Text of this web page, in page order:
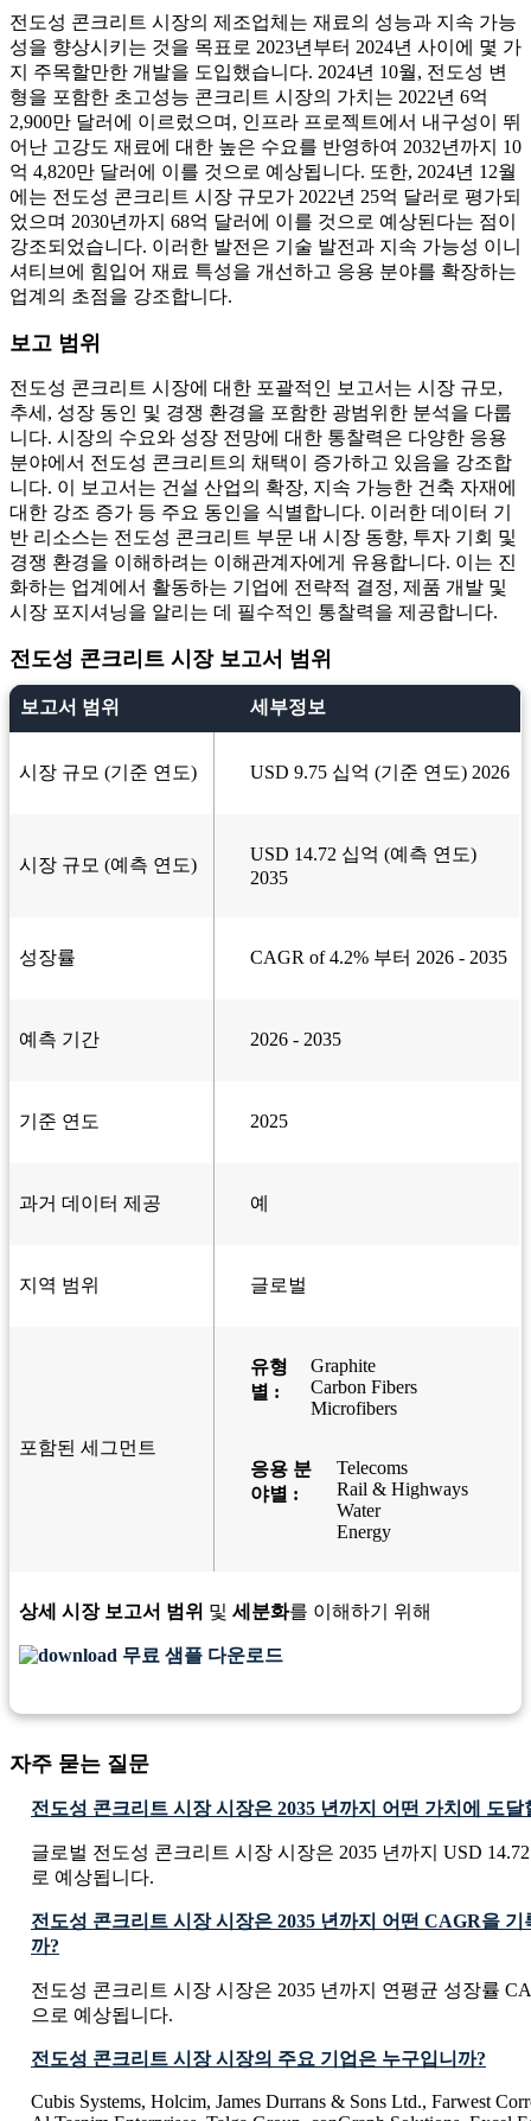
전도성 콘크리트 시장의 제조업체는 재료의 성능과 지속 가능
성을 향상시키는 것을 목표로 2023년부터 2024년 사이에 몇 가
지 주목할만한 개발을 도입했습니다. 2024년 10월, 전도성 변
형을 포함한 초고성능 콘크리트 시장의 가치는 2022년 6억
2,900만 달러에 이르렀으며, 인프라 프로젝트에서 내구성이 뛰
어난 고강도 재료에 대한 높은 수요를 반영하여 2032년까지 10
억 4,820만 달러에 이를 것으로 예상됩니다. 또한, 2024년 12월
에는 전도성 콘크리트 시장 규모가 2022년 25억 달러로 평가되
었으며 2030년까지 68억 달러에 이를 것으로 예상된다는 점이
강조되었습니다. 이러한 발전은 기술 발전과 지속 가능성 이니
셔티브에 힘입어 재료 특성을 개선하고 응용 분야를 확장하는
업계의 초점을 강조합니다.
보고 범위
전도성 콘크리트 시장에 대한 포괄적인 보고서는 시장 규모,
추세, 성장 동인 및 경쟁 환경을 포함한 광범위한 분석을 다룹
니다. 시장의 수요와 성장 전망에 대한 통찰력은 다양한 응용
분야에서 전도성 콘크리트의 채택이 증가하고 있음을 강조합
니다. 이 보고서는 건설 산업의 확장, 지속 가능한 건축 자재에
대한 강조 증가 등 주요 동인을 식별합니다. 이러한 데이터 기
반 리소스는 전도성 콘크리트 부문 내 시장 동향, 투자 기회 및
경쟁 환경을 이해하려는 이해관계자에게 유용합니다. 이는 진
화하는 업계에서 활동하는 기업에 전략적 결정, 제품 개발 및
시장 포지셔닝을 알리는 데 필수적인 통찰력을 제공합니다.
전도성 콘크리트 시장 보고서 범위
보고서 범위 세부정보
시장 규모 (기준 연도) USD 9.75 십억 (기준 연도) 2026
시장 규모 (예측 연도)
USD 14.72 십억 (예측 연도)
2035
성장률 CAGR of 4.2% 부터 2026 - 2035
예측 기간 2026 - 2035
기준 연도 2025
과거 데이터 제공 예
지역 범위 글로벌
포함된 세그먼트
유형
별 :
Graphite
Carbon Fibers
Microfibers
응용 분
야별 :
Telecoms
Rail & Highways
Water
Energy
상세 시장 보고서 범위 및 세분화를 이해하기 위해
무료 샘플 다운로드
자주 묻는 질문
전도성 콘크리트 시장 시장은 2035 년까지 어떤 가치에 도
글로벌 전도성 콘크리트 시장 시장은 2035 년까지 USD
로 예상됩니다.
전도성 콘크리트 시장 시장은 2035 년까지 어떤 CAGR을
까?
전도성 콘크리트 시장 시장은 2035 년까지 연평균 성장률
으로 예상됩니다.
전도성 콘크리트 시장 시장의 주요 기업은 누구입니까?
Cubis Systems, Holcim, James Durrans & Sons Ltd., Farwest